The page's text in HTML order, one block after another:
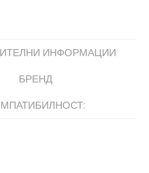
ИНФОРМАЦИИ
БРЕНД